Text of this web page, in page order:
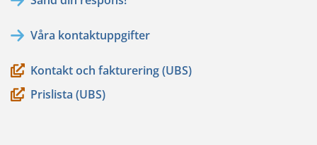
Våra kontaktuppgifter
Kontakt och fakturering (UBS)
Prislista (UBS)